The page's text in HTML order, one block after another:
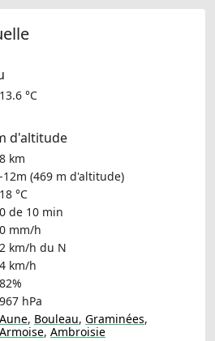
13.6 °C
d'altitude
8 km
-12m (469 m d'altitude)
18 °C
0 de 10 min
0 mm/h
2 km/h du N
4 km/h
82%
967 hPa
Aune, Bouleau, Graminées,
Armoise, Ambroisie